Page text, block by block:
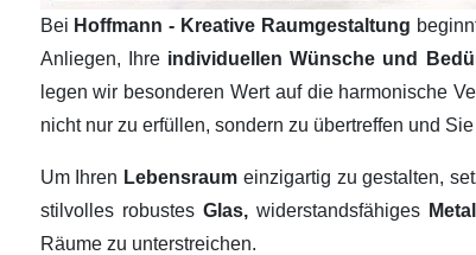
Bei Hoffmann - Kreative Raumgestaltung
Anliegen, Ihre individuellen Wünsche und
legen wir besonderen Wert auf die harmonische
nicht nur zu erfüllen, sondern zu übertreffen und
Um Ihren Lebensraum einzigartig zu gestalten,
stilvolles robustes Glas,widerstandsfähiges
Räume zu unterstreichen.